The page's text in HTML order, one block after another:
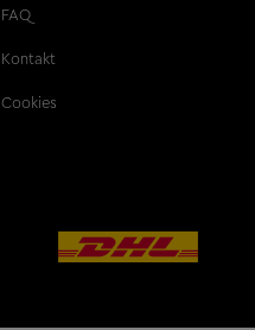
FAQ
Kontakt
Cookies